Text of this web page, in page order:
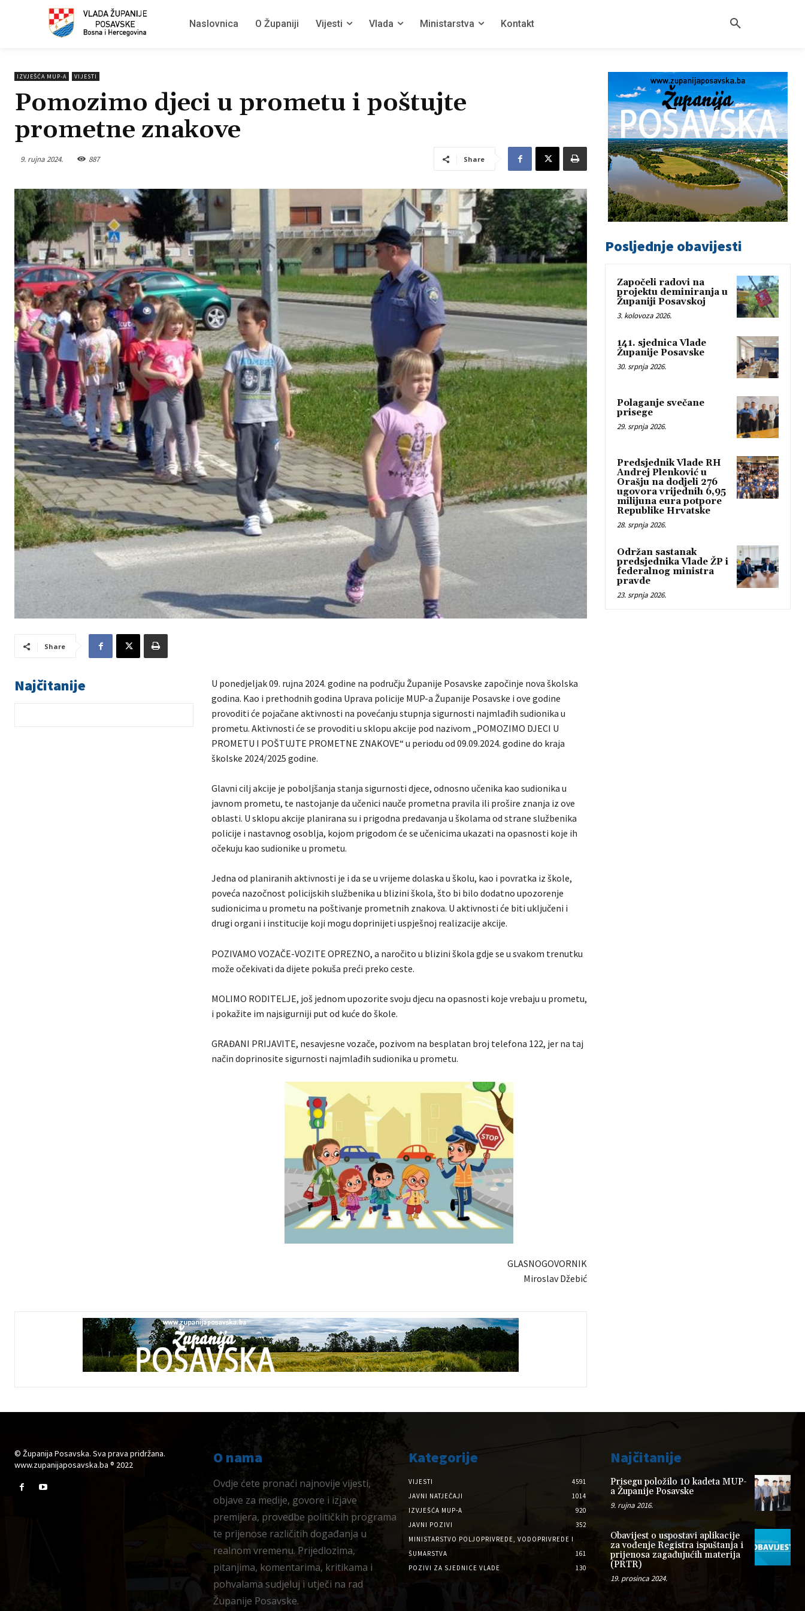
Naslovnica O Županiji Vijesti Vlada Ministarstva Kontakt
IZVJEŠĆA MUP-A VIJESTI
Pomozimo djeci u prometu i poštujte
prometne znakove
9. rujna 2024. 887 Share
Share
Najčitanije
U ponedjeljak 09. rujna 2024. godine na području Županije Posavske započinje nova školska
godina. Kao i prethodnih godina Uprava policije MUP-a Županije Posavske i ove godine
provoditi će pojačane aktivnosti na povećanju stupnja sigurnosti najmlađih sudionika u
prometu. Aktivnosti će se provoditi u sklopu akcije pod nazivom „POMOZIMO DJECI U
PROMETU I POŠTUJTE PROMETNE ZNAKOVE“ u periodu od 09.09.2024. godine do kraja
školske 2024/2025 godine.
Glavni cilj akcije je poboljšanja stanja sigurnosti djece, odnosno učenika kao sudionika u
javnom prometu, te nastojanje da učenici nauče prometna pravila ili prošire znanja iz ove
oblasti. U sklopu akcije planirana su i prigodna predavanja u školama od strane službenika
policije i nastavnog osoblja, kojom prigodom će se učenicima ukazati na opasnosti koje ih
očekuju kao sudionike u prometu.
Jedna od planiranih aktivnosti je i da se u vrijeme dolaska u školu, kao i povratka iz škole,
poveća nazočnost policijskih službenika u blizini škola, što bi bilo dodatno upozorenje
sudionicima u prometu na poštivanje prometnih znakova. U aktivnosti će biti uključeni i
drugi organi i institucije koji mogu doprinijeti uspješnoj realizacije akcije.
POZIVAMO VOZAČE-VOZITE OPREZNO, a naročito u blizini škola gdje se u svakom trenutku
može očekivati da dijete pokuša preći preko ceste.
MOLIMO RODITELJE, još jednom upozorite svoju djecu na opasnosti koje vrebaju u prometu,
i pokažite im najsigurniji put od kuće do škole.
GRAĐANI PRIJAVITE, nesavjesne vozače, pozivom na besplatan broj telefona 122, jer na taj
način doprinosite sigurnosti najmlađih sudionika u prometu.
GLASNOGOVORNIK
Miroslav Džebić
Posljednje obavijesti
Započeli radovi na
projektu deminiranja u
Županiji Posavskoj
3. kolovoza 2026.
141. sjednica Vlade
Županije Posavske
30. srpnja 2026.
Polaganje svečane
prisege
29. srpnja 2026.
Predsjednik Vlade RH
Andrej Plenković u
Orašju na dodjeli 276
ugovora vrijednih 6,95
milijuna eura potpore
Republike Hrvatske
28. srpnja 2026.
Održan sastanak
predsjednika Vlade ŽP i
federalnog ministra
pravde
23. srpnja 2026.
© Županija Posavska. Sva prava pridržana.
www.zupanijaposavska.ba ® 2022
O nama
Ovdje ćete pronaći najnovije vijesti,
objave za medije, govore i izjave
premijera, provedbe političkih programa
te prijenose različitih događanja u
realnom vremenu. Prijedlozima,
pitanjima, komentarima, kritikama i
pohvalama sudjeluj i utječi na rad
Županije Posavske.
Kategorije
VIJESTI
4591
JAVNI NATJEČAJI
1014
IZVJEŠĆA MUP-A
920
JAVNI POZIVI
352
MINISTARSTVO POLJOPRIVREDE, VODOPRIVREDE I
ŠUMARSTVA
161
POZIVI ZA SJEDNICE VLADE
130
Najčitanije
Prisegu položilo 10 kadeta MUP-
a Županije Posavske
9. rujna 2016.
Obavijest o uspostavi aplikacije
za vođenje Registra ispuštanja i
prijenosa zagađujućih materija
(PRTR)
19. prosinca 2024.